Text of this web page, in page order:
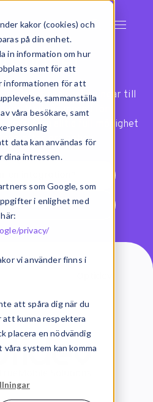
kakor (cookies) och
på din enhet.
in information om hur
samt för att
informationen för att
sammanställa
våra besökare, samt
personlig
data kan användas för
dina intressen.
som Google, som
i enlighet med
privacy/
vi använder finns i
att spåra dig när du
att kunna respektera
placera en nödvändig
system kan komma
och anslutningar till
Med vår modell för
dessutom alltid full möjlighet
efter era behov.
integration?